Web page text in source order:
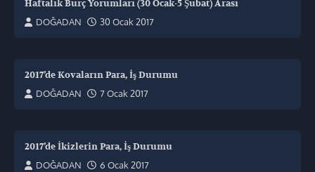
Haftalık Burç Yorumları (30 Ocak-5 Şubat) Arası
DOĞADAN
30 Ocak 2017
2017’de Kovaların Para, İş Durumu
DOĞADAN
7 Ocak 2017
2017’de İkizlerin Para, İş Durumu
DOĞADAN
6 Ocak 2017